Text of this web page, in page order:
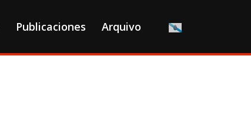
Publicaciones Arquivo